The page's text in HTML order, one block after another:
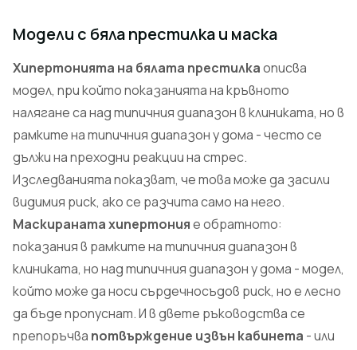
Модели с бяла престилка и маска
Хипертонията на бялата престилкаописва
модел, при който показанията на кръвното
налягане са над типичния диапазон в клиниката, но в
рамките на типичния диапазон у дома - често се
дължи на преходни реакции на стрес.
Изследванията показват, че това може да засили
видимия риск, ако се разчита само на него.
Маскираната хипертонияе обратното:
показания в рамките на типичния диапазон в
клиниката, но над типичния диапазон у дома - модел,
който може да носи сърдечносъдов риск, но е лесно
да бъде пропуснат. И в двете ръководства се
препоръчва потвърждение извън кабинета - или